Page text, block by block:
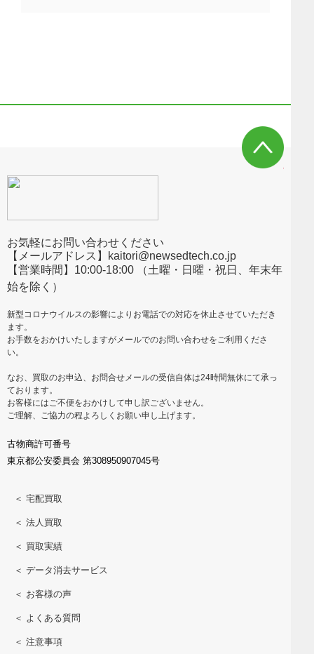
お気軽にお問い合わせください
【メールアドレス】kaitori@newsedtech.co.jp
【営業時間】10:00-18:00 （土曜・日曜・祝日、年末年
始を除く）
新型コロナウイルスの影響によりお電話での対応を休止させていただき
ます。
お手数をおかけいたしますがメールでのお問い合わせをご利用くださ
い。
なお、買取のお申込、お問合せメールの受信自体は24時間無休にて承っ
ております。
お客様にはご不便をおかけして申し訳ございません。
ご理解、ご協力の程よろしくお願い申し上げます。
古物商許可番号
東京都公安委員会 第308950907045号
＜ 宅配買取
＜ 法人買取
＜ 買取実績
＜ データ消去サービス
＜ お客様の声
＜ よくある質問
＜ 注意事項